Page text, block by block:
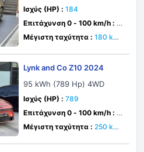
Ισχύς (HP) : 184
Επιτάχυνση 0 - 100 km/h : δε
υτ.
Μέγιστη ταχύτητα : 180 km/
Lynk and Co Z10 2024
95 kWh (789 Hp) 4WD
Ισχύς (HP) : 789
Επιτάχυνση 0 - 100 km/h : 3.
5 δευτ.
Μέγιστη ταχύτητα : 250 km/